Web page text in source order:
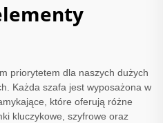
priorytetem dla naszych dużych
Każda szafa jest wyposażona w
które oferują różne
kluczykowe, szyfrowe oraz